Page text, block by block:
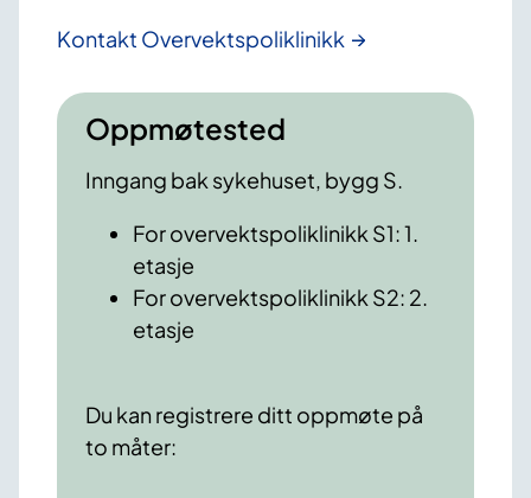
Kontakt Overvektspoliklinikk
Oppmøtested
Inngang bak sykehuset, bygg S.
For overvektspoliklinikk S1: 1.
etasje
For overvektspoliklinikk S2: 2.
etasje
Du kan registrere ditt oppmøte på
to måter: